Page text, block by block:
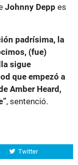
Johnny Depp es
padrísima, la
(fue)
sigue
que empezó a
Amber Heard,
, sentenció.
Twitter